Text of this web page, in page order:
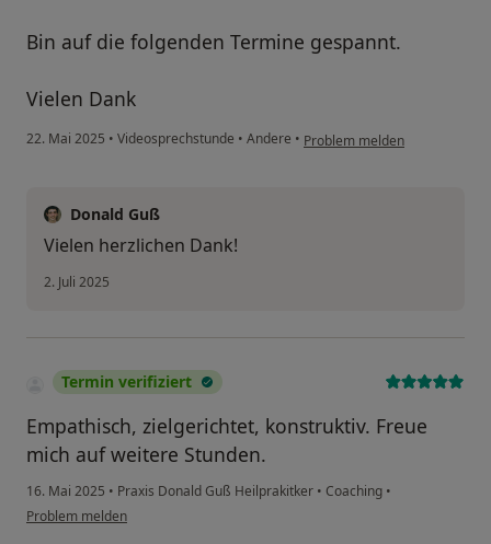
Bin auf die folgenden Termine gespannt.
Vielen Dank
22. Mai 2025 • Videosprechstunde • Andere • Problem melden
Donald Guß
Vielen herzlichen Dank!
2. Juli 2025
Termin verifiziert
Empathisch, zielgerichtet, konstruktiv. Freue
mich auf weitere Stunden.
16. Mai 2025 • Praxis Donald Guß Heilprakitker • Coaching •
Problem melden